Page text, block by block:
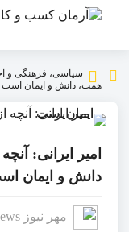
سیاسی، فرهنگی و
همت، دانش و ایمان است
امیر ایرانی:
دانش و ایمان
مهر نیوز mehrnews